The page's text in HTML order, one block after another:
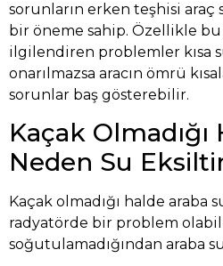
sorunların erken teşhisi araç
bir öneme sahip. Özellikle
ilgilendiren problemler kısa
onarılmazsa aracın ömrü
sorunlar baş gösterebilir.
Kaçak
Neden Su
Kaçak olmadığı halde araba
radyatörde bir problem
soğutulamadığından araba